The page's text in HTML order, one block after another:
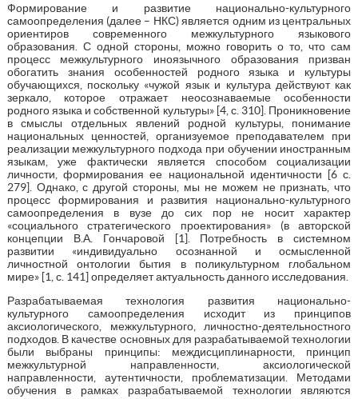
Формирование и развитие национально-культурного
самоопределения (далее – НКС) является одним из центральных
ориентиров современного межкультурного языкового
образования. С одной стороны, можно говорить о то, что сам
процесс межкультурного иноязычного образования призван
обогатить знания особенностей родного языка и культуры
обучающихся, поскольку «чужой язык и культура действуют как
зеркало, которое отражает неосознаваемые особенности
родного языка и собственной культуры» [4, с. 310]. Проникновение
в смыслы отдельных явлений родной культуры, понимание
национальных ценностей, организуемое преподавателем при
реализации межкультурного подхода при обучении иностранным
языкам, уже фактически является способом социализации
личности, формирования ее национальной идентичности [6 с.
279]. Однако, с другой стороны, мы не можем не признать, что
процесс формирования и развития национально-культурного
самоопределения в вузе до сих пор не носит характер
«социального стратегического проектирования» (в авторской
концепции В.А. Гончаровой [1]. Потребность в системном
развитии «индивидуально осознанной и осмысленной
личностной онтологии бытия в поликультурном глобальном
мире» [1, с. 141] определяет актуальность данного исследования.
Разрабатываемая технология развития национально-
культурного самоопределения исходит из принципов
аксиологического, межкультурного, личностно-деятельностного
подходов. В качестве основных для разрабатываемой технологии
были выбраны принципы: междисциплинарности, принцип
межкультурной направленности, аксиологической
направленности, аутентичности, проблематизации. Методами
обучения в рамках разрабатываемой технологии являются